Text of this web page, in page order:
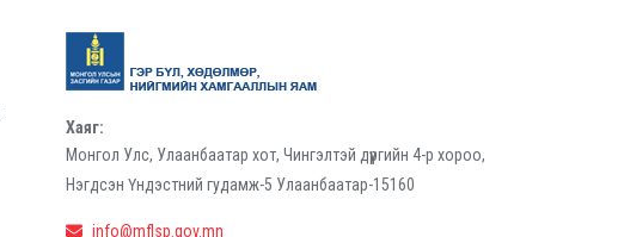
Хаяг:
Монгол Улс, Улаанбаатар хот, Чингэлтэй дүүргийн 4-р хороо,
Нэгдсэн Үндэстний гудамж-5 Улаанбаатар-15160
info@mflsp.gov.mn